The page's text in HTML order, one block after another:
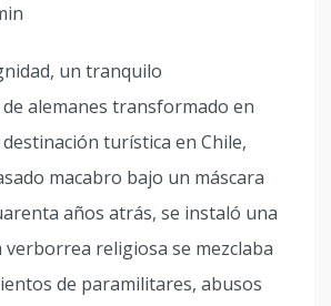
un tranquilo
alemanes transformado en
turística en Chile,
macabro bajo un máscara
años atrás, se instaló una
verborrea religiosa se mezclaba
de paramilitares, abusos